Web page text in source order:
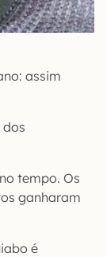
assim
dos
tempo. Os
ganharam
é